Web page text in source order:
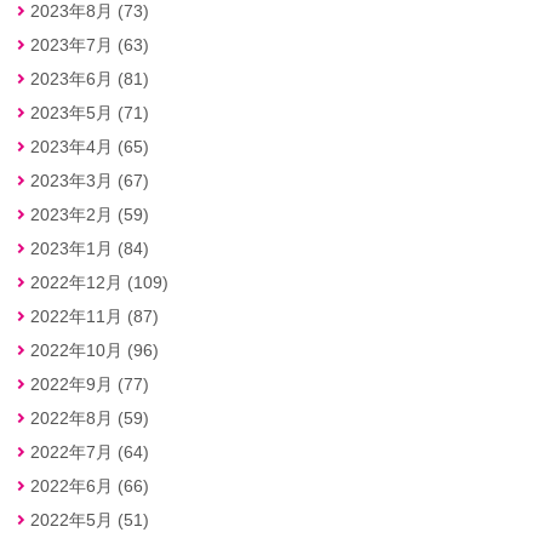
2023年8月 (73)
2023年7月 (63)
2023年6月 (81)
2023年5月 (71)
2023年4月 (65)
2023年3月 (67)
2023年2月 (59)
2023年1月 (84)
2022年12月 (109)
2022年11月 (87)
2022年10月 (96)
2022年9月 (77)
2022年8月 (59)
2022年7月 (64)
2022年6月 (66)
2022年5月 (51)